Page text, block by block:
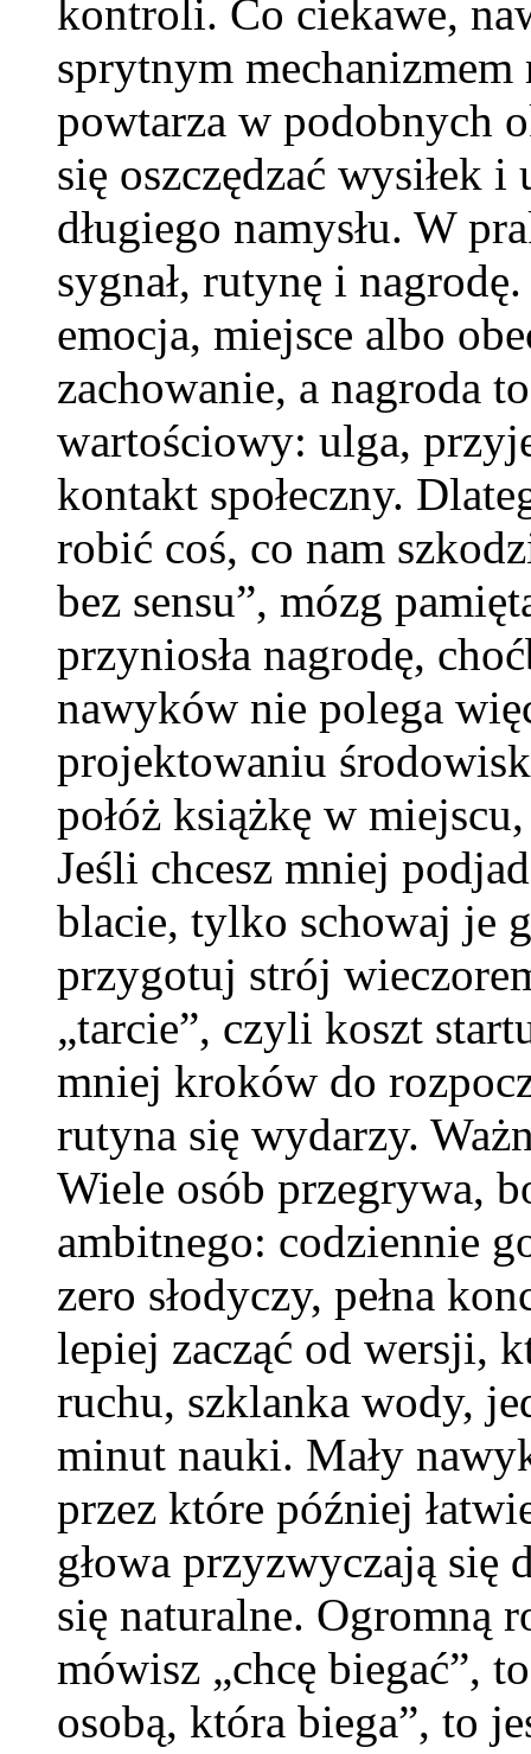
kontroli. Co ciekawe,
sprytnym
powtarza w podobnych
się oszczędzać wysiłek
długiego namysłu. W
sygnał, rutynę i
emocja, miejsce albo
zachowanie, a nagroda
wartościowy: ulga,
kontakt społeczny.
robić coś, co nam
bez sensu”, mózg
przyniosła nagrodę,
nawyków nie polega
projektowaniu
połóż książkę w
Jeśli chcesz mniej
blacie, tylko schowaj je
przygotuj strój
„tarcie”, czyli koszt
mniej kroków do
rutyna się wydarzy.
Wiele osób przegrywa,
ambitnego: codziennie
zero słodyczy, pełna
lepiej zacząć od wersji,
ruchu, szklanka wody,
minut nauki. Mały
przez które później
głowa przyzwyczają się
się naturalne. Ogromną
mówisz „chcę biegać”,
osobą, która biega”, to